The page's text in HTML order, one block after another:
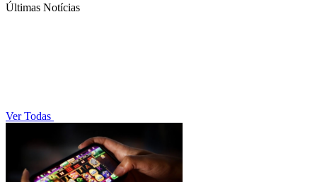
Últimas Notícias
Ver Todas